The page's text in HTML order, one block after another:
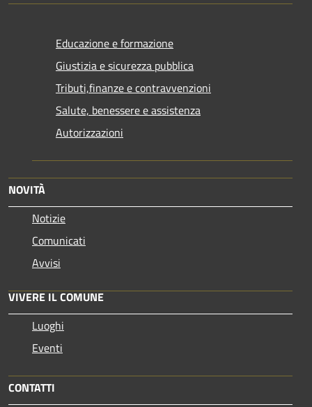
Educazione e formazione
Giustizia e sicurezza pubblica
Tributi,finanze e contravvenzioni
Salute, benessere e assistenza
Autorizzazioni
NOVITÀ
Notizie
Comunicati
Avvisi
VIVERE IL COMUNE
Luoghi
Eventi
CONTATTI